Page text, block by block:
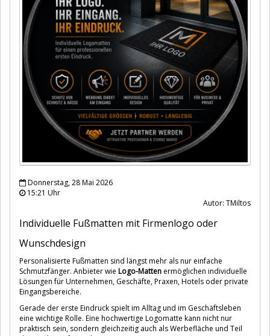
Donnerstag, 28 Mai 2026
15:21 Uhr
Autor: TMiltos
Individuelle Fußmatten mit Firmenlogo oder
Wunschdesign
Personalisierte Fußmatten sind längst mehr als nur einfache
Schmutzfänger. Anbieter wie Logo-Matten ermöglichen individuelle
Lösungen für Unternehmen, Geschäfte, Praxen, Hotels oder private
Eingangsbereiche.
Gerade der erste Eindruck spielt im Alltag und im Geschäftsleben
eine wichtige Rolle. Eine hochwertige Logomatte kann nicht nur
praktisch sein, sondern gleichzeitig auch als Werbefläche und Teil